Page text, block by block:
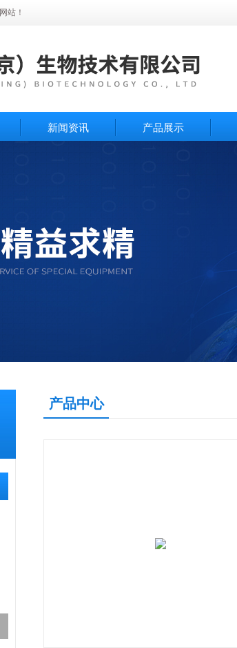
站！
新闻资讯 产品展示
产品中心